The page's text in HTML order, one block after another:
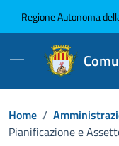
Regione Autonoma
Home /
Pianificazione e